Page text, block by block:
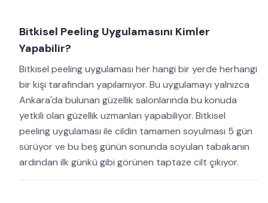
Bitkisel Peeling Uygulamasını Kimler
Yapabilir?
Bitkisel peeling uygulaması her hangi bir yerde herhangi
bir kişi tarafından yapılamıyor. Bu uygulamayı yalnızca
Ankara'da bulunan güzellik salonlarında bu konuda
yetkili olan güzellik uzmanları yapabiliyor. Bitkisel
peeling uygulaması ile cildin tamamen soyulması 5 gün
sürüyor ve bu beş günün sonunda soyulan tabakanın
ardından ilk günkü gibi görünen taptaze cilt çıkıyor.